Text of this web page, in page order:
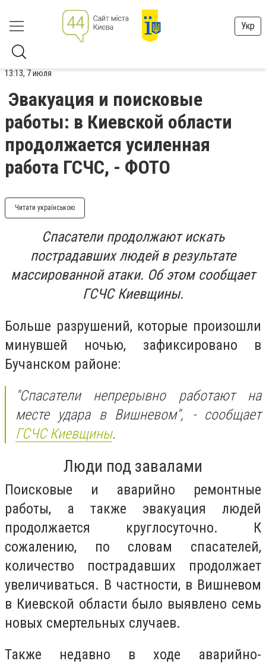
Укр
13:13, 7 июля
Эвакуация и поисковые
работы: в Киевской области
продолжается усиленная
работа ГСЧС, - ФОТО
Читати українською
Спасатели продолжают искать
пострадавших людей в результате
массированной атаки. Об этом сообщает
ГСЧС Киевщины.
Больше разрушений, которые произошли
минувшей ночью, зафиксировано в
Бучанском районе:
"Спасатели непрерывно работают на
месте удара в Вишневом", - сообщает
ГСЧС Киевщины.
Люди под завалами
Поисковые и аварийно ремонтные
работы, а также эвакуация людей
продолжается круглосуточно. К
сожалению, по словам спасателей,
количество пострадавших продолжает
увеличиваться. В частности, в Вишневом
в Киевской области было выявлено семь
новых смертельных случаев.
Также недавно в ходе аварийно-